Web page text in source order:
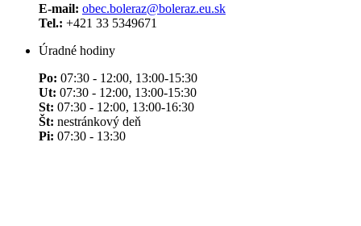
E-mail: obec.boleraz@boleraz.eu.sk
Tel.: +421 33 5349671
Úradné hodiny
Po: 07:30 - 12:00, 13:00-15:30
Ut: 07:30 - 12:00, 13:00-15:30
St: 07:30 - 12:00, 13:00-16:30
Št: nestránkový deň
Pi: 07:30 - 13:30